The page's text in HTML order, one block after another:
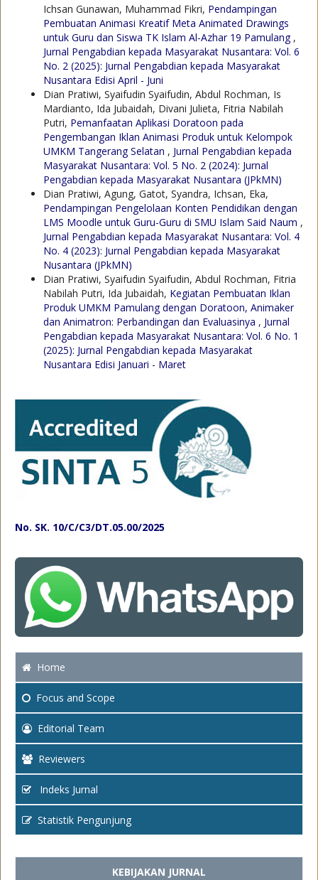
Ichsan Gunawan, Muhammad Fikri, Pendampingan
Pembuatan Animasi Kreatif Meta Animated Drawings
untuk Guru dan Siswa TK Islam Al-Azhar 19 Pamulang ,
Jurnal Pengabdian kepada Masyarakat Nusantara: Vol. 6
No. 2 (2025): Jurnal Pengabdian kepada Masyarakat
Nusantara Edisi April - Juni
Dian Pratiwi, Syaifudin Syaifudin, Abdul Rochman, Is
Mardianto, Ida Jubaidah, Divani Julieta, Fitria Nabilah
Putri, Pemanfaatan Aplikasi Doratoon pada
Pengembangan Iklan Animasi Produk untuk Kelompok
UMKM Tangerang Selatan , Jurnal Pengabdian kepada
Masyarakat Nusantara: Vol. 5 No. 2 (2024): Jurnal
Pengabdian kepada Masyarakat Nusantara (JPkMN)
Dian Pratiwi, Agung, Gatot, Syandra, Ichsan, Eka,
Pendampingan Pengelolaan Konten Pendidikan dengan
LMS Moodle untuk Guru-Guru di SMU Islam Said Naum ,
Jurnal Pengabdian kepada Masyarakat Nusantara: Vol. 4
No. 4 (2023): Jurnal Pengabdian kepada Masyarakat
Nusantara (JPkMN)
Dian Pratiwi, Syaifudin Syaifudin, Abdul Rochman, Fitria
Nabilah Putri, Ida Jubaidah, Kegiatan Pembuatan Iklan
Produk UMKM Pamulang dengan Doratoon, Animaker
dan Animatron: Perbandingan dan Evaluasinya , Jurnal
Pengabdian kepada Masyarakat Nusantara: Vol. 6 No. 1
(2025): Jurnal Pengabdian kepada Masyarakat
Nusantara Edisi Januari - Maret
No. SK. 10/C/C3/DT.05.00/2025
Home
Focus and Scope
Editorial Team
Reviewers
Indeks Jurnal
Statistik Pengunjung
KEBIJAKAN JURNAL